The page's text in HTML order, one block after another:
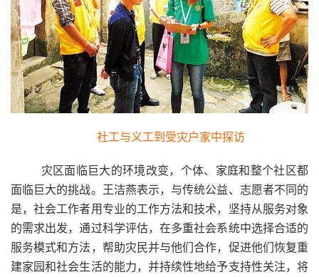
社工与义工到受灾户家中探访
灾区面临巨大的环境改变，个体、家庭和整个社区都
面临巨大的挑战。王洁燕表示，与传统公益、志愿者不同的
是，社会工作者用专业的工作方法和技术，坚持从服务对象
的需求出发，通过科学评估，在多重社会系统中选择合适的
服务模式和方法，帮助灾民并与他们合作，促进他们恢复重
建家园和社会生活的能力，并持续性地给予支持性关注，将